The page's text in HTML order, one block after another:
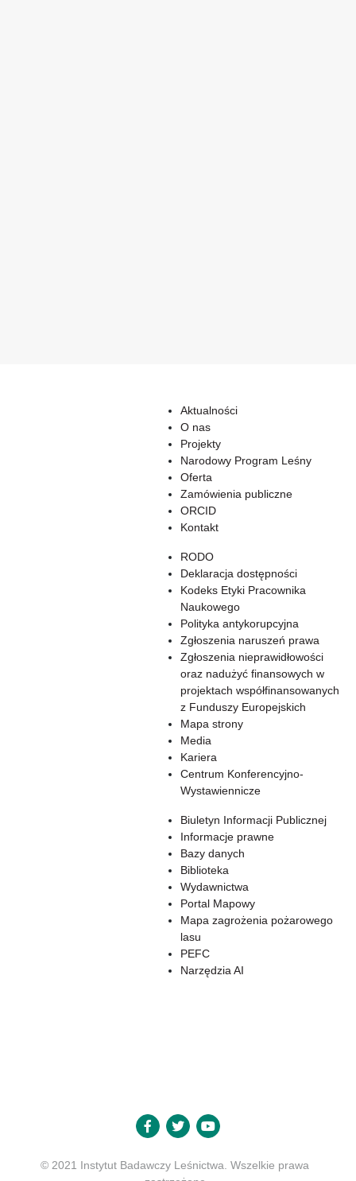
Aktualności
O nas
Projekty
Narodowy Program Leśny
Oferta
Zamówienia publiczne
ORCID
Kontakt
RODO
Deklaracja dostępności
Kodeks Etyki Pracownika
Naukowego
Polityka antykorupcyjna
Zgłoszenia naruszeń prawa
Zgłoszenia nieprawidłowości
oraz nadużyć finansowych w
projektach współfinansowanych
z Funduszy Europejskich
Mapa strony
Media
Kariera
Centrum Konferencyjno-
Wystawiennicze
Biuletyn Informacji Publicznej
Informacje prawne
Bazy danych
Biblioteka
Wydawnictwa
Portal Mapowy
Mapa zagrożenia pożarowego
lasu
PEFC
Narzędzia AI
© 2021 Instytut Badawczy Leśnictwa. Wszelkie prawa